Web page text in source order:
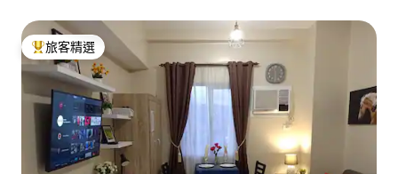
旅客精選榜首
旅客精選